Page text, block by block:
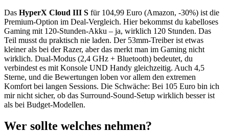
Das HyperX Cloud III S für 104,99 Euro (Amazon, -30%) ist die
Premium-Option im Deal-Vergleich. Hier bekommst du kabelloses
Gaming mit 120-Stunden-Akku – ja, wirklich 120 Stunden. Das
Teil musst du praktisch nie laden. Der 53mm-Treiber ist etwas
kleiner als bei der Razer, aber das merkt man im Gaming nicht
wirklich. Dual-Modus (2,4 GHz + Bluetooth) bedeutet, du
verbindest es mit Konsole UND Handy gleichzeitig. Auch 4,5
Sterne, und die Bewertungen loben vor allem den extremen
Komfort bei langen Sessions. Die Schwäche: Bei 105 Euro bin ich
mir nicht sicher, ob das Surround-Sound-Setup wirklich besser ist
als bei Budget-Modellen.
Wer sollte welches nehmen?